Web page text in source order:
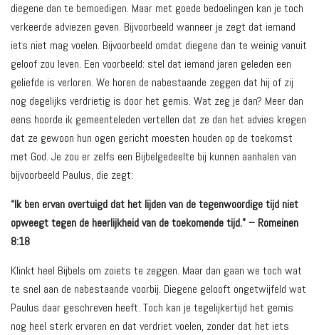
diegene dan te bemoedigen. Maar met goede bedoelingen kan je toch
verkeerde adviezen geven. Bijvoorbeeld wanneer je zegt dat iemand
iets niet mag voelen. Bijvoorbeeld omdat diegene dan te weinig vanuit
geloof zou leven. Een voorbeeld: stel dat iemand jaren geleden een
geliefde is verloren. We horen de nabestaande zeggen dat hij of zij
nog dagelijks verdrietig is door het gemis. Wat zeg je dan? Meer dan
eens hoorde ik gemeenteleden vertellen dat ze dan het advies kregen
dat ze gewoon hun ogen gericht moesten houden op de toekomst
met God. Je zou er zelfs een Bijbelgedeelte bij kunnen aanhalen van
bijvoorbeeld Paulus, die zegt:
“Ik ben ervan overtuigd dat het lijden van de tegenwoordige tijd niet
opweegt tegen de heerlijkheid van de toekomende tijd.” – Romeinen
8:18
Klinkt heel Bijbels om zoiets te zeggen. Maar dan gaan we toch wat
te snel aan de nabestaande voorbij. Diegene gelooft ongetwijfeld wat
Paulus daar geschreven heeft. Toch kan je tegelijkertijd het gemis
nog heel sterk ervaren en dat verdriet voelen, zonder dat het iets